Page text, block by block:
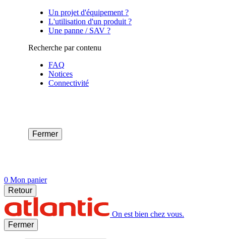
Un projet d'équipement ?
L'utilisation d'un produit ?
Une panne / SAV ?
Recherche par contenu
FAQ
Notices
Connectivité
Fermer
0 Mon panier
Retour
On est bien chez vous.
Fermer